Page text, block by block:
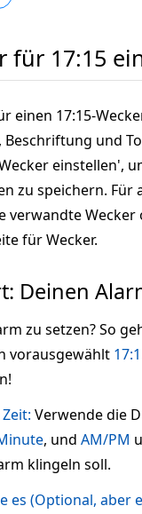
für 17:15
einen 17:15-
Beschriftung und
einstellen',
zu speichern. Für
verwandte Wecker
für Wecker.
Deinen
zu setzen? So
vorausgewählt
Verwende die
, und AM/PM
klingeln soll.
es (Optional, aber